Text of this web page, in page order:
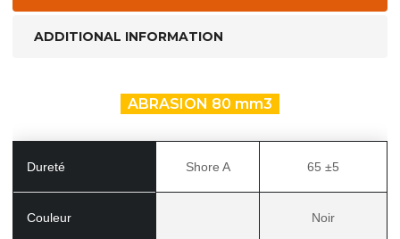
ADDITIONAL INFORMATION
ABRASION 80 mm3
Dureté Shore A 65 ±5
Couleur Noir